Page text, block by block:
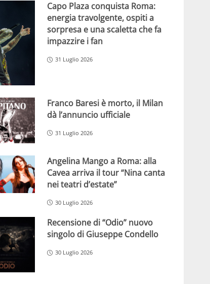
Capo Plaza conquista Roma:
energia travolgente, ospiti a
sorpresa e una scaletta che fa
impazzire i fan
31 Luglio 2026
Franco Baresi è morto, il Milan
dà l’annuncio ufficiale
31 Luglio 2026
Angelina Mango a Roma: alla
Cavea arriva il tour “Nina canta
nei teatri d’estate”
30 Luglio 2026
Recensione di “Odio” nuovo
singolo di Giuseppe Condello
30 Luglio 2026